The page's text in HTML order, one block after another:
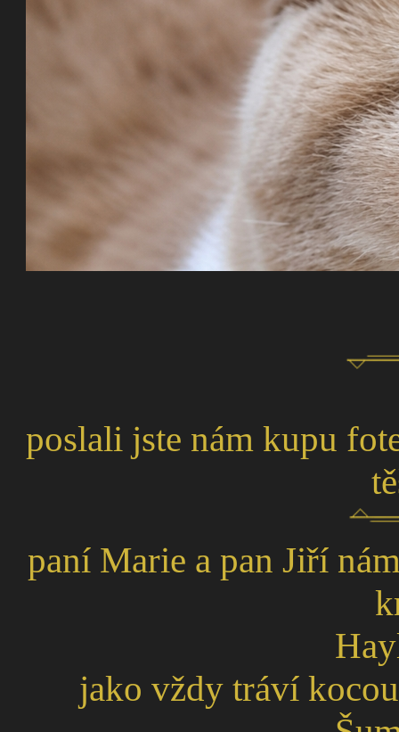
poslali jste nám kupu
paní Marie a pan Jiří
jako vždy tráví